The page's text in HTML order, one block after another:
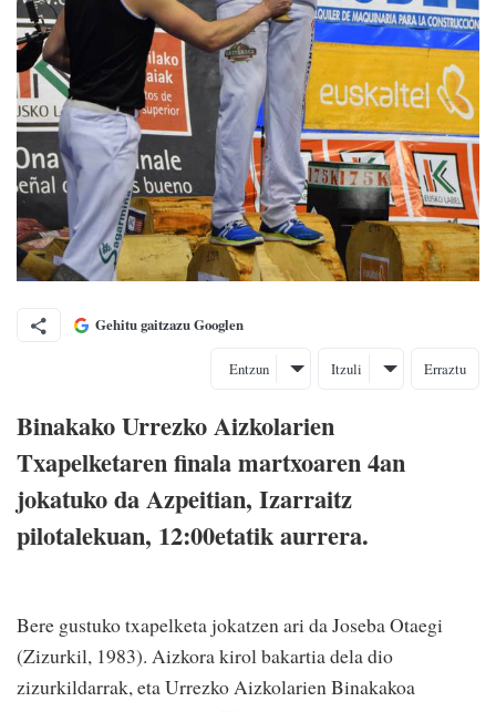
Gehitu gaitzazu Googlen
Entzun Itzuli Erraztu
Binakako Urrezko Aizkolarien
Txapelketaren finala martxoaren 4an
jokatuko da Azpeitian, Izarraitz
pilotalekuan, 12:00etatik aurrera.
Bere gustuko txapelketa jokatzen ari da Joseba Otaegi
(Zizurkil, 1983). Aizkora kirol bakartia dela dio
zizurkildarrak, eta Urrezko Aizkolarien Binakakoa